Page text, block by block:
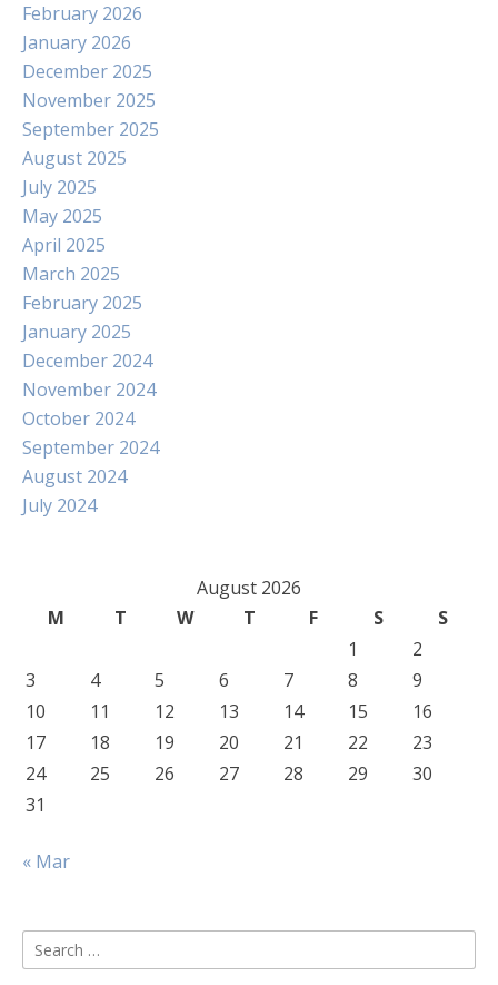
February 2026
January 2026
December 2025
November 2025
September 2025
August 2025
July 2025
May 2025
April 2025
March 2025
February 2025
January 2025
December 2024
November 2024
October 2024
September 2024
August 2024
July 2024
August 2026
M
T W T F S
S
1
2
3
4 5 6 7 8
9
10
11 12 13 14 15
16
17
18 19 20 21 22
23
24
25 26 27 28 29
30
31
« Mar
Search
for: